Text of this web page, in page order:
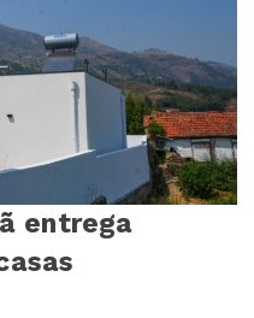
entrega